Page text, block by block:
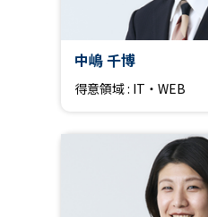
中嶋 千博
得意領域 : IT・WEB